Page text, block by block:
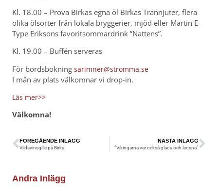
Kl. 18.00 – Prova Birkas egna öl Birkas Trannjuter, flera
olika ölsorter från lokala bryggerier, mjöd eller Martin E-
Type Eriksons favoritsommardrink ”Nattens”.
Kl. 19.00 – Buffén serveras
För bordsbokning sarimner@stromma.se
I mån av plats välkomnar vi drop-in.
Läs mer>>
Välkomna!
FÖREGÅENDE INLÄGG
Vildsvinsgille på Birka
NÄSTA INLÄGG
”Vikingarna var också glada och ledsna”
Andra Inlägg